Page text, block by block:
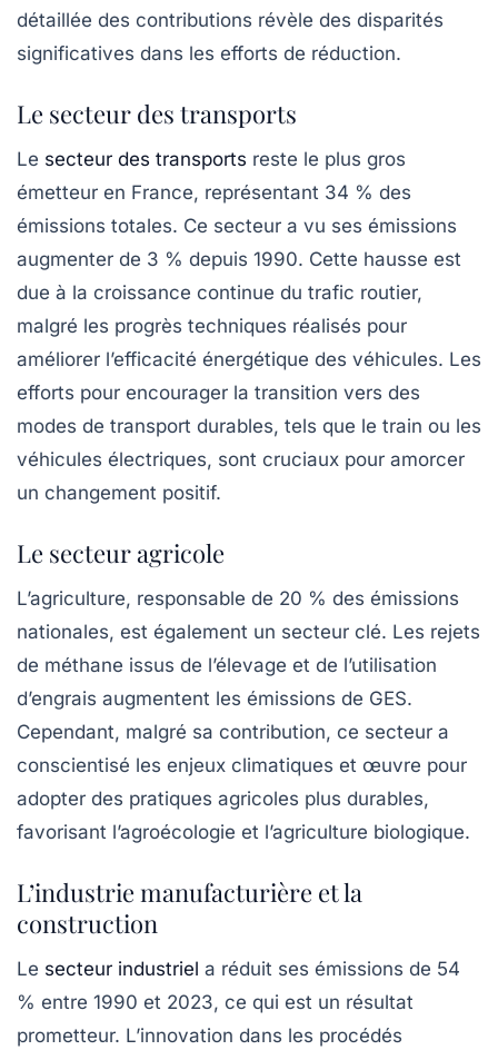
détaillée des contributions révèle des disparités
significatives dans les efforts de réduction.
Le secteur des transports
Le secteur des transports reste le plus gros
émetteur en France, représentant 34 % des
émissions totales. Ce secteur a vu ses émissions
augmenter de 3 % depuis 1990. Cette hausse est
due à la croissance continue du trafic routier,
malgré les progrès techniques réalisés pour
améliorer l’efficacité énergétique des véhicules. Les
efforts pour encourager la transition vers des
modes de transport durables, tels que le train ou les
véhicules électriques, sont cruciaux pour amorcer
un changement positif.
Le secteur agricole
L’agriculture, responsable de 20 % des émissions
nationales, est également un secteur clé. Les rejets
de méthane issus de l’élevage et de l’utilisation
d’engrais augmentent les émissions de GES.
Cependant, malgré sa contribution, ce secteur a
conscientisé les enjeux climatiques et œuvre pour
adopter des pratiques agricoles plus durables,
favorisant l’agroécologie et l’agriculture biologique.
L’industrie manufacturière et la
construction
Le secteur industriel a réduit ses émissions de 54
% entre 1990 et 2023, ce qui est un résultat
prometteur. L’innovation dans les procédés